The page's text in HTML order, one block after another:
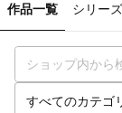
作品一覧 シリーズ